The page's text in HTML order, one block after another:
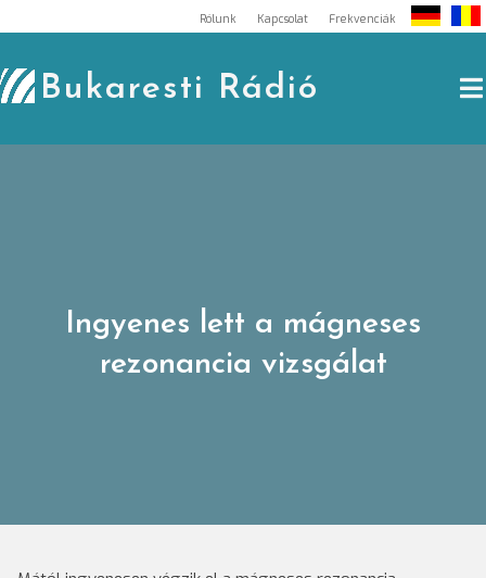
to
content
Rólunk Kapcsolat Frekvenciák
Bukaresti Rádió
Ingyenes lett a mágneses
rezonancia vizsgálat